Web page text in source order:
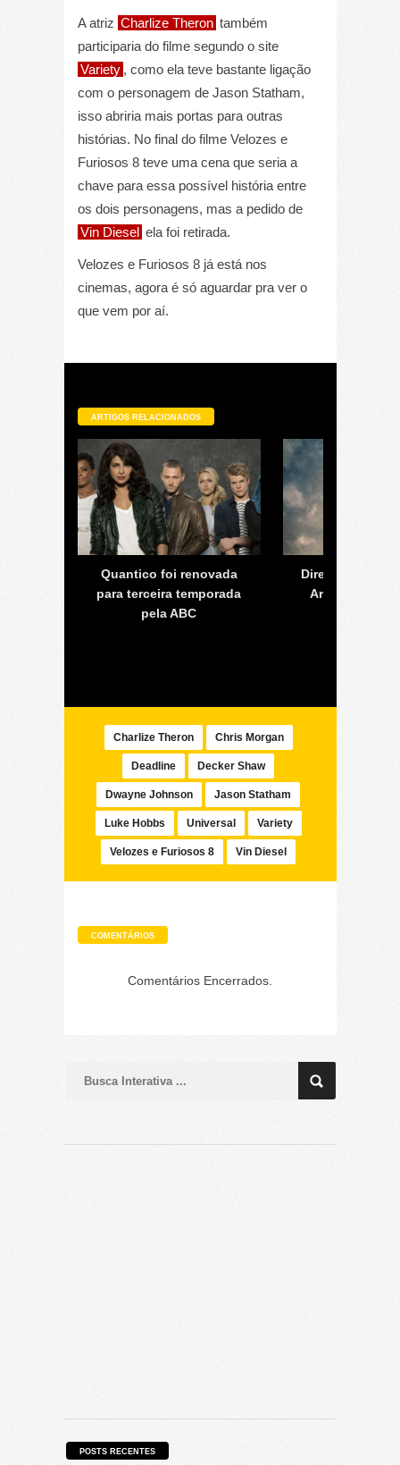
A atriz Charlize Theron também
participaria do filme segundo o site
Variety , como ela teve bastante ligação
com o personagem de Jason Statham,
isso abriria mais portas para outras
histórias. No final do filme Velozes e
Furiosos 8 teve uma cena que seria a
chave para essa possível história entre
os dois personagens, mas a pedido de
Vin Diesel ela foi retirada.
Velozes e Furiosos 8 já está nos
cinemas, agora é só aguardar pra ver o
que vem por aí.
ARTIGOS RELACIONADOS
Quantico foi renovada
para terceira temporada
pela ABC
Diretor do filme
Aranha
Charlize Theron Chris Morgan
Deadline Decker Shaw
Dwayne Johnson Jason Statham
Luke Hobbs Universal Variety
Velozes e Furiosos 8 Vin Diesel
COMENTÁRIOS
Comentários Encerrados.
POSTS RECENTES